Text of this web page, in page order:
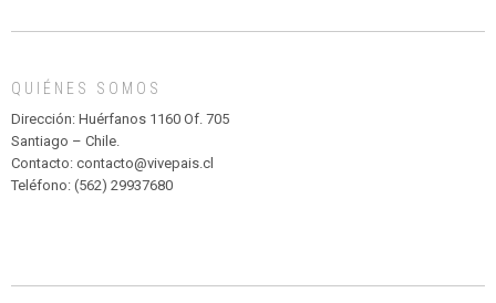
MADAGASCAR
PARQUE
HURATDO
QUIÉNES SOMOS
Dirección: Huérfanos 1160 Of. 705
Santiago – Chile.
Contacto: contacto@vivepais.cl
Teléfono: (562) 29937680